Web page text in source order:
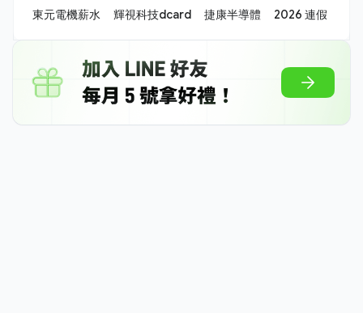
東元電機薪水
輝視科技dcard 捷康半導體 2026 連假